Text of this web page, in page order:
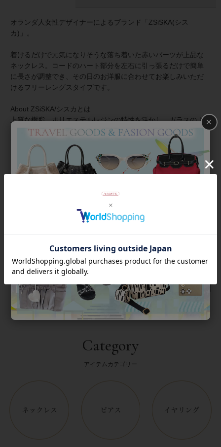
オランダ人女性デザイナーによるブランド「ZSiSKA(シス
カ)」。
着けるだけで元気になりそうな落ち着いた赤いパーツが上品な
ネックレス。コードのハート部分を左右に引っ張るだけで簡単
に長さが調整でき、その日のお洋服に合わせてお楽しみいただ
けるフリーレングスタイプです。
About ZSiSKA/シスカとは
上質な樹脂、ポリエステルレジンの特性を活かし、ガラスのよ
うな質感を再現しつつも、軽くてつけやすいことで人気を博し
ています。肌に触れる部分に金属を使用していないため、アレ
ルギーの方でも安心してお使いいただけます。
◆シスカについて・コレクション一覧は ＞こちら
返品について
Category
アイテムカテゴリー
×